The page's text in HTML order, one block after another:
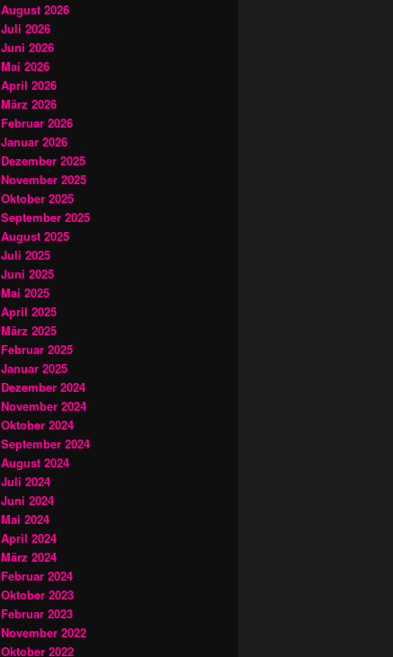
August 2026
Juli 2026
Juni 2026
Mai 2026
April 2026
März 2026
Februar 2026
Januar 2026
Dezember 2025
November 2025
Oktober 2025
September 2025
August 2025
Juli 2025
Juni 2025
Mai 2025
April 2025
März 2025
Februar 2025
Januar 2025
Dezember 2024
November 2024
Oktober 2024
September 2024
August 2024
Juli 2024
Juni 2024
Mai 2024
April 2024
März 2024
Februar 2024
Oktober 2023
Februar 2023
November 2022
Oktober 2022